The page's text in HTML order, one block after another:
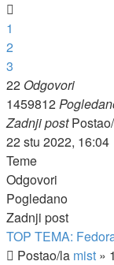
1
2
3
22 Odgovori
1459812
Zadnji post
22 stu 2022, 16:04
Teme
Odgovori
Pogledano
Zadnji post
TOP TEMA:
Postao/la mist »